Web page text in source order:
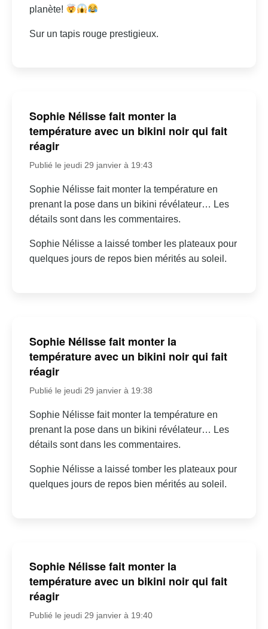
planète!
Sur un tapis rouge prestigieux.
Sophie Nélisse fait monter la
température avec un bikini noir qui fait
réagir
Publié le jeudi 29 janvier à 19:43
Sophie Nélisse fait monter la température en
prenant la pose dans un bikini révélateur… Les
détails sont dans les commentaires.
Sophie Nélisse a laissé tomber les plateaux pour
quelques jours de repos bien mérités au soleil.
Sophie Nélisse fait monter la
température avec un bikini noir qui fait
réagir
Publié le jeudi 29 janvier à 19:38
Sophie Nélisse fait monter la température en
prenant la pose dans un bikini révélateur… Les
détails sont dans les commentaires.
Sophie Nélisse a laissé tomber les plateaux pour
quelques jours de repos bien mérités au soleil.
Sophie Nélisse fait monter la
température avec un bikini noir qui fait
réagir
Publié le jeudi 29 janvier à 19:40